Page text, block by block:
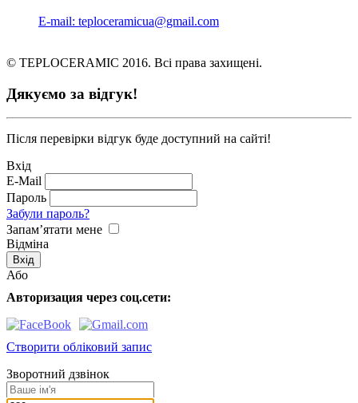
E-mail: teploceramicua@gmail.com
© TEPLOCERAMIC 2016. Всі права захищені.
Дякуємо за відгук!
Після перевірки відгук буде доступний на сайті!
Вхід
E-Mail
Пароль
Забули пароль?
Запам’ятати мене
Відміна
Або
Авторизация через соц.сети:
Створити обліковий запис
Зворотний дзвінок